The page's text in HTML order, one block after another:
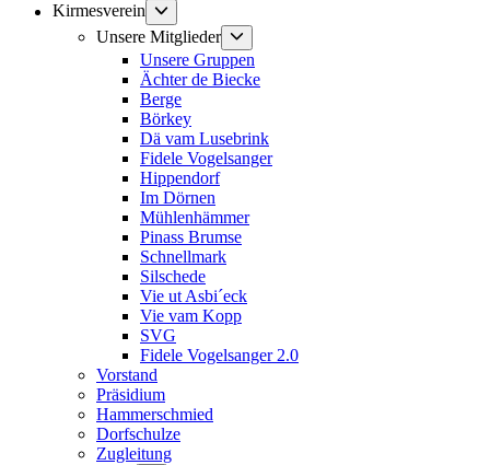
Kirmesverein
Untermenü
anzeigen
Unsere Mitglieder
anzeigen
Unsere Gruppen
Ächter de Biecke
Berge
Börkey
Dä vam Lusebrink
Fidele Vogelsanger
Hippendorf
Im Dörnen
Mühlenhämmer
Pinass Brumse
Schnellmark
Silschede
Vie ut Asbi´eck
Vie vam Kopp
SVG
Fidele Vogelsanger 2.0
Vorstand
Präsidium
Hammerschmied
Dorfschulze
Zugleitung